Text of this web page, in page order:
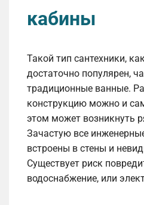
кабины
Такой тип сантехники,
достаточно популярен,
традиционные ванные.
конструкцию можно и
этом может возникнуть
Зачастую все
встроены в стены и
Существует риск
водоснабжение, или